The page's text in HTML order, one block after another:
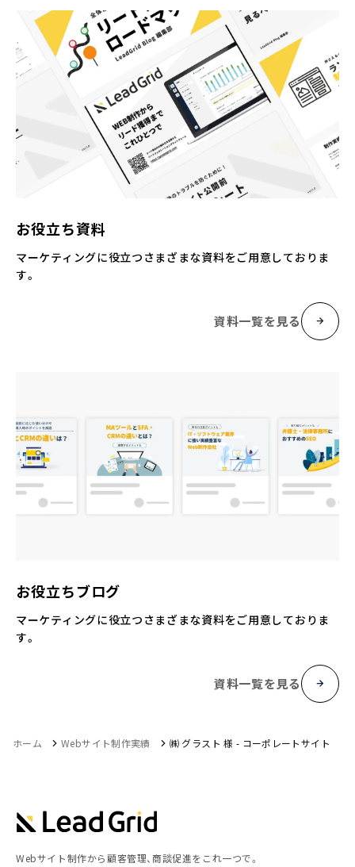
お役立ち資料
マーケティングに役立つさまざまな資料をご用意しておりま
す。
資料一覧を見る
お役立ちブログ
マーケティングに役立つさまざまな資料をご用意しておりま
す。
資料一覧を見る
ホーム Webサイト制作実績 ㈱ グラスト 様 - コーポレートサイト
Webサイト制作から顧客管理、商談促進をこれ一つで。